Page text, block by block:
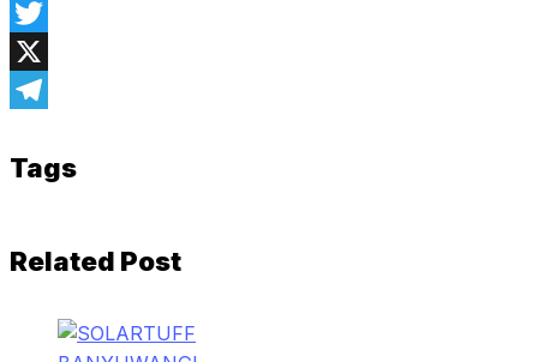
Facebook
Twitter
X
Tags
Related Post